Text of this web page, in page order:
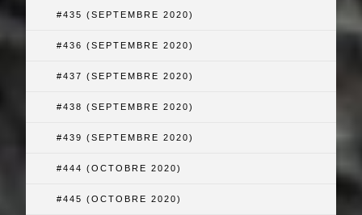
#435 (SEPTEMBRE 2020)
#436 (SEPTEMBRE 2020)
#437 (SEPTEMBRE 2020)
#438 (SEPTEMBRE 2020)
#439 (SEPTEMBRE 2020)
#444 (OCTOBRE 2020)
#445 (OCTOBRE 2020)